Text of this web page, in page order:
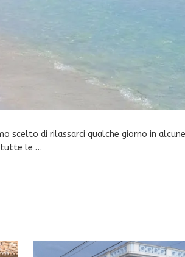
scelto di rilassarci qualche giorno in
tutte le …